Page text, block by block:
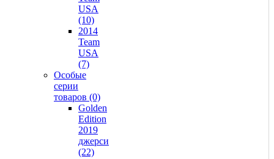
USA
(10)
2014
Team
USA
(7)
Особые
серии
товаров (0)
Golden
Edition
2019
джерси
(22)